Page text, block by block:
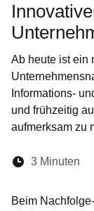
Ab heute ist ein
Informations-
und frühzeitig
aufmerksam zu
Lesedauer:
3 Minuten
Beim